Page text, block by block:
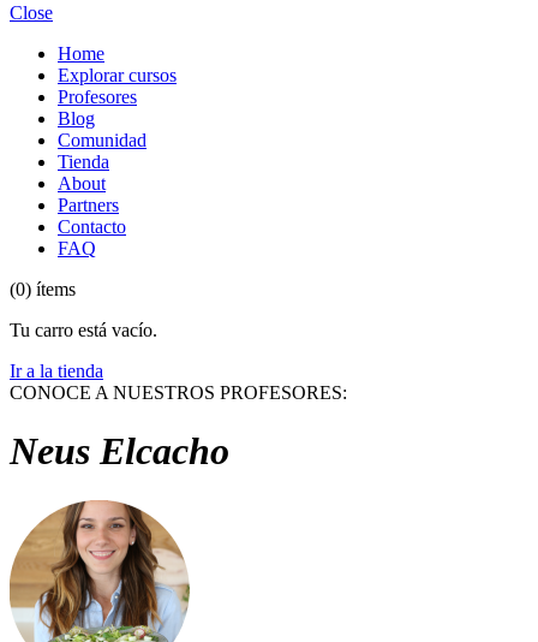
Close
Home
Explorar cursos
Profesores
Blog
Comunidad
Tienda
About
Partners
Contacto
FAQ
(0) ítems
Tu carro está vacío.
Ir a la tienda
CONOCE A NUESTROS PROFESORES:
Neus Elcacho